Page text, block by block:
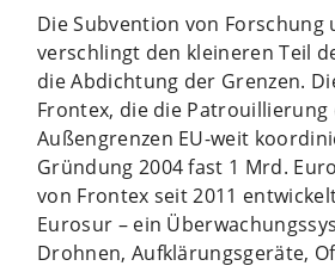
Die Subvention von Forschung
verschlingt den kleineren Teil
die Abdichtung der Grenzen.
Frontex, die die Patrouillierung
Außengrenzen EU-weit
Gründung 2004 fast 1 Mrd.
von Frontex seit 2011
Eurosur – ein
Drohnen, Aufklärungsgeräte,